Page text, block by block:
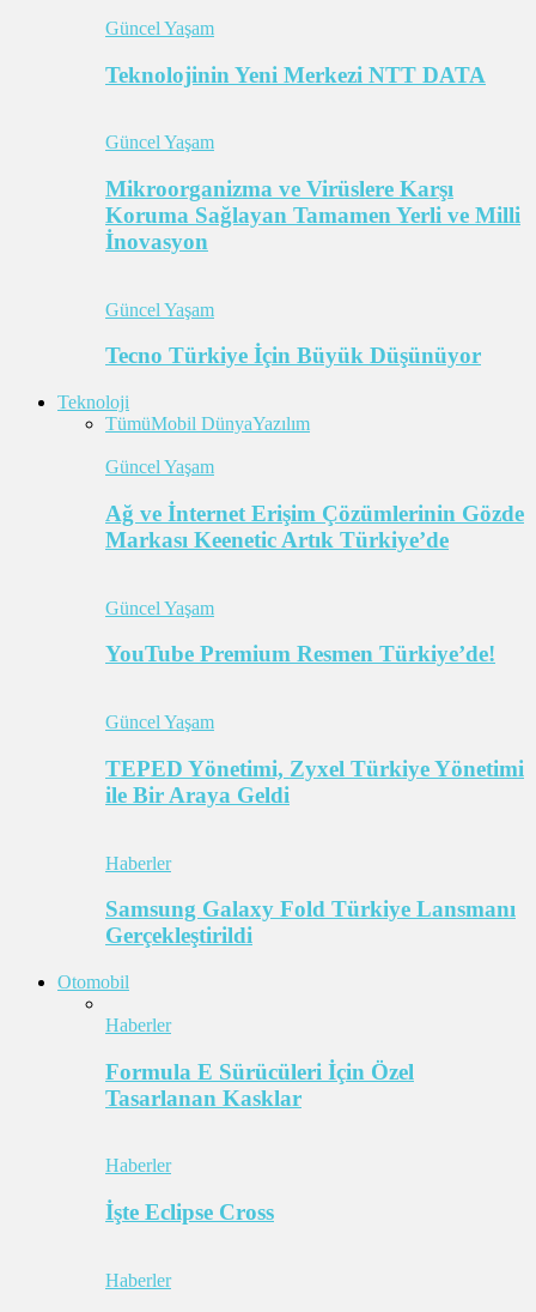
Güncel Yaşam
Teknolojinin Yeni Merkezi NTT DATA
Güncel Yaşam
Mikroorganizma ve Virüslere Karşı
Koruma Sağlayan Tamamen Yerli ve Milli
İnovasyon
Güncel Yaşam
Tecno Türkiye İçin Büyük Düşünüyor
Teknoloji
TümüMobil DünyaYazılım
Güncel Yaşam
Ağ ve İnternet Erişim Çözümlerinin Gözde
Markası Keenetic Artık Türkiye’de
Güncel Yaşam
YouTube Premium Resmen Türkiye’de!
Güncel Yaşam
TEPED Yönetimi, Zyxel Türkiye Yönetimi
ile Bir Araya Geldi
Haberler
Samsung Galaxy Fold Türkiye Lansmanı
Gerçekleştirildi
Otomobil
Haberler
Formula E Sürücüleri İçin Özel
Tasarlanan Kasklar
Haberler
İşte Eclipse Cross
Haberler